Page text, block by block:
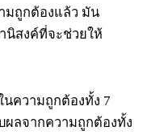
มถูกต้องแล้ว มัน
นิสงค์ที่จะช่วยให้
นความถูกต้องทั้ง 7
ผลจากความถูกต้องทั้ง